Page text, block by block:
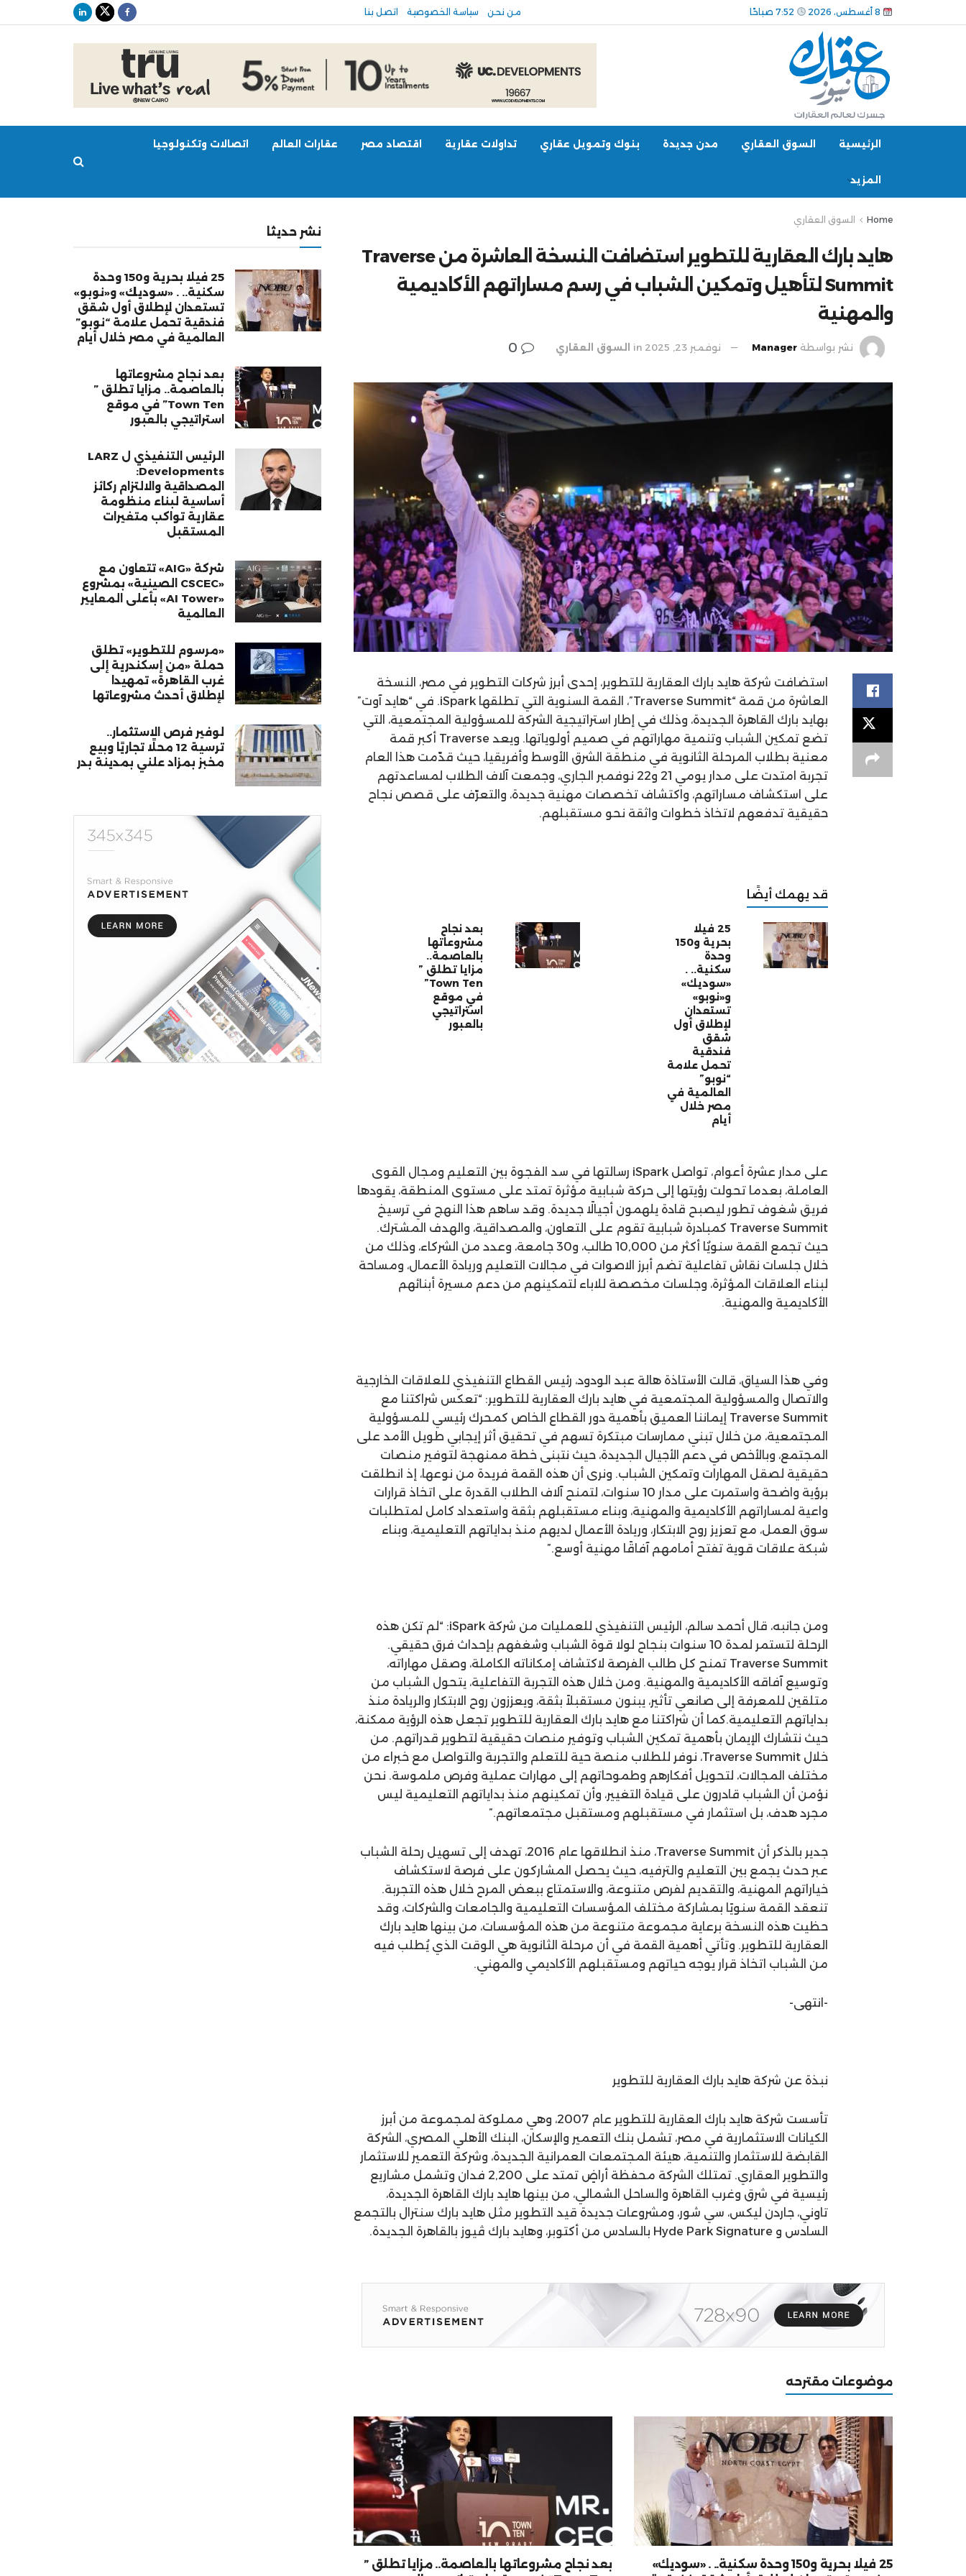
من نحن سياسة الخصوصية اتصل بنا
الرئيسية السوق العقاري مدن جديدة بنوك وتمويل عقاري تداولات عقارية اقتصاد مصر عقارات العالم اتصالات وتكنولوجيا
المزيد
Home السوق العقاري
هايد بارك العقارية للتطوير استضافت النسخة العاشرة من Traverse
Summit لتأهيل وتمكين الشباب في رسم مساراتهم الأكاديمية
والمهنية
نشر بواسطة Manager نوفمبر 23, 2025 in السوق العقاري
استضافت شركة هايد بارك العقارية للتطوير، إحدى أبرز شركات التطوير في مصر، النسخة
العاشرة من قمة “Traverse Summit”، القمة السنوية التي تطلقها iSpark. في “هايد آوت”
بهايد بارك القاهرة الجديدة، وذلك في إطار استراتيجية الشركة للمسؤولية المجتمعية، التي
تضع تمكين الشباب وتنمية مهاراتهم في صميم أولوياتها. ويعد Traverse أكبر قمة
معنية بطلاب المرحلة الثانوية في منطقة الشرق الأوسط وأفريقيا، حيث قدّمت هذا العام
تجربة امتدت على مدار يومي 21 و22 نوفمبر الجاري، وجمعت آلاف الطلاب لمساعدتهم
على استكشاف مساراتهم، واكتشاف تخصصات مهنية جديدة، والتعرّف على قصص نجاح
حقيقية تدفعهم لاتخاذ خطوات واثقة نحو مستقبلهم.
قد يهمك أيضًا
25 فيلا
بحرية و150
وحدة
سكنية.. .
«سوديك»
و«نوبو»
تستعدان
لإطلاق أول
شقق
فندقية
تحمل علامة
“نوبو”
العالمية في
مصر خلال
أيام
بعد نجاح
مشروعاتها
بالعاصمة..
مزايا تطلق ”
Town Ten”
في موقع
استراتيجي
بالعبور
على مدار عشرة أعوام، تواصل iSpark رسالتها في سد الفجوة بين التعليم ومجال القوى
العاملة، بعدما تحولت رؤيتها إلى حركة شبابية مؤثرة تمتد على مستوى المنطقة، يقودها
فريق شغوف تطور ليصبح قادة يلهمون أجيالًا جديدة. وقد ساهم هذا النهج في ترسيخ
Traverse Summit كمبادرة شبابية تقوم على التعاون، والمصداقية، والهدف المشترك.
حيث تجمع القمة سنويٌا أكثر من 10,000 طالب، و30 جامعة، وعدد من الشركاء، وذلك من
خلال جلسات نقاش تفاعلية تضم أبرز الاصوات في مجالات التعليم وريادة الأعمال، ومساحة
لبناء العلاقات المؤثرة، وجلسات مخصصة للاباء لتمكينهم من دعم مسيرة أبنائهم
الأكاديمية والمهنية.
وفي هذا السياق، قالت الأستاذة هالة عبد الودود، رئيس القطاع التنفيذي للعلاقات الخارجية
والاتصال والمسؤولية المجتمعية في هايد بارك العقارية للتطوير: “تعكس شراكتنا مع
Traverse Summit إيماننا العميق بأهمية دور القطاع الخاص كمحرك رئيسي للمسؤولية
المجتمعية، من خلال تبني ممارسات مبتكرة تسهم في تحقيق أثر إيجابي طويل الأمد على
المجتمع، وبالأخص في دعم الأجيال الجديدة، حيث نتبنى خطة ممنهجة لتوفير منصات
حقيقية لصقل المهارات وتمكين الشباب. ونرى أن هذه القمة فريدة من نوعها، إذ انطلقت
برؤية واضحة واستمرت على مدار 10 سنوات، لتمنح آلاف الطلاب القدرة على اتخاذ قرارات
واعية لمساراتهم الأكاديمية والمهنية، وبناء مستقبلهم بثقة واستعداد كامل لمتطلبات
سوق العمل، مع تعزيز روح الابتكار، وريادة الأعمال لديهم منذ بداياتهم التعليمية، وبناء
شبكة علاقات قوية تفتح أمامهم آفاقًا مهنية أوسع.”
ومن جانبه، قال أحمد سالم، الرئيس التنفيذي للعمليات من شركة iSpark: “لم تكن هذه
الرحلة لتستمر لمدة 10 سنوات بنجاح لولا قوة الشباب وشغفهم بإحداث فرق حقيقي.
Traverse Summit تمنح كل طالب الفرصة لاكتشاف إمكاناته الكاملة، وصقل مهاراته،
وتوسيع آفاقه الأكاديمية والمهنية. ومن خلال هذه التجربة التفاعلية، يتحول الشباب من
متلقين للمعرفة إلى صانعي تأثير، يبنون مستقبلاً بثقة، ويعززون روح الابتكار والريادة منذ
بداياتهم التعليمية.كما أن شراكتنا مع هايد بارك العقارية للتطوير تجعل هذه الرؤية ممكنة،
حيث نتشارك الإيمان بأهمية تمكين الشباب وتوفير منصات حقيقية لتطوير قدراتهم. من
خلال Traverse Summit، نوفر للطلاب منصة حية للتعلم والتجربة والتواصل مع خبراء من
مختلف المجالات، لتحويل أفكارهم وطموحاتهم إلى مهارات عملية وفرص ملموسة. نحن
نؤمن أن الشباب قادرون على قيادة التغيير، وأن تمكينهم منذ بداياتهم التعليمية ليس
مجرد هدف، بل استثمار في مستقبلهم ومستقبل مجتمعاتهم.”
جدير بالذكر أن Traverse Summit، منذ انطلاقها عام 2016، تهدف إلى تسهيل رحلة الشباب
عبر حدث يجمع بين التعليم والترفيه، حيث يحصل المشاركون على فرصة لاستكشاف
خياراتهم المهنية، والتقديم لفرص متنوعة، والاستمتاع ببعض المرح خلال هذه التجربة.
تنعقد القمة سنويًا بمشاركة مختلف المؤسسات التعليمية والجامعات والشركات، وقد
حظيت هذه النسخة برعاية مجموعة متنوعة من هذه المؤسسات، من بينها هايد بارك
العقارية للتطوير. وتأتي أهمية القمة في أن مرحلة الثانوية هي الوقت الذي يُطلب فيه
من الشباب اتخاذ قرار يوجه حياتهم ومستقبلهم الأكاديمي والمهني.
-انتهى-
نبذة عن شركة هايد بارك العقارية للتطوير
تأسست شركة هايد بارك العقارية للتطوير عام 2007، وهي مملوكة لمجموعة من أبرز
الكيانات الاستثمارية في مصر، تشمل بنك التعمير والإسكان، البنك الأهلي المصري، الشركة
القابضة للاستثمار والتنمية، هيئة المجتمعات العمرانية الجديدة، وشركة التعمير للاستثمار
والتطوير العقاري. تمتلك الشركة محفظة أراضٍ تمتد على 2,200 فدان وتشمل مشاريع
رئيسية في شرق وغرب القاهرة والساحل الشمالي، من بينها هايد بارك القاهرة الجديدة،
تاوني، جاردن ليكس، سي شور، ومشروعات جديدة قيد التطوير مثل هايد بارك سنترال بالتجمع
السادس و Hyde Park Signature بالسادس من أكتوبر، وهايد بارك ڤيوز بالقاهرة الجديدة.
موضوعات مقترحه
25 فيلا بحرية و150 وحدة سكنية.. . «سوديك»
بعد نجاح مشروعاتها بالعاصمة.. مزايا تطلق ”
نشر حديثا
25 فيلا بحرية و150 وحدة
سكنية.. . «سوديك» و«نوبو»
تستعدان لإطلاق أول شقق
فندقية تحمل علامة “نوبو”
العالمية في مصر خلال أيام
بعد نجاح مشروعاتها
بالعاصمة.. مزايا تطلق ”
Town Ten” في موقع
استراتيجي بالعبور
الرئيس التنفيذي ل LARZ
Developments:
المصداقية والالتزام ركائز
أساسية لبناء منظومة
عقارية تواكب متغيرات
المستقبل
شركة «AIG» تتعاون مع
«CSCEC الصينية» بمشروع
«AI Tower» بأعلى المعايير
العالمية
«مرسوم للتطوير» تطلق
حملة «من إسكندرية إلى
غرب القاهرة» تمهيدا
لإطلاق أحدث مشروعاتها
لوفير فرص الاستثمار..
ترسية 12 محلًا تجاريًا وبيع
مخبز بمزاد علني بمدينة بدر